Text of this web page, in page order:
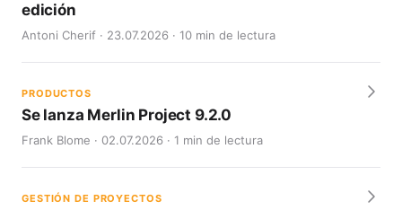
edición
Antoni Cherif · 23.07.2026 · 10 min de lectura
PRODUCTOS
Se lanza Merlin Project 9.2.0
Frank Blome · 02.07.2026 · 1 min de lectura
GESTIÓN DE PROYECTOS